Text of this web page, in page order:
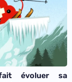
fait évoluer sa